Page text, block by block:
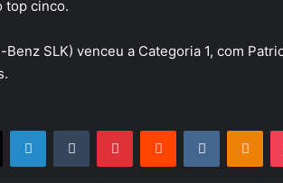
top cinco.
SLK) venceu a Categoria 1, com
X LinkedInTumblr PinterestReddit VKontakte